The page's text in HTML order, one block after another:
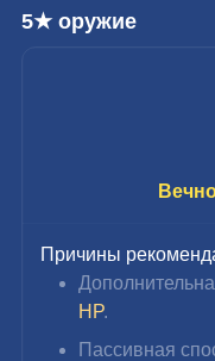
5★ оружие
Причины
HP.
Пассивная